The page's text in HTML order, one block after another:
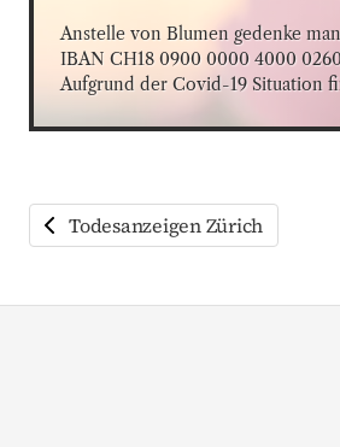
Anstelle von Blumen gedenke
IBAN CH18 0900 0000 4000
Aufgrund der Covid-19 Situation
Todesanzeigen Zürich